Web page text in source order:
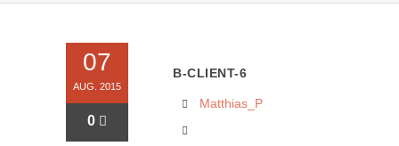
07
AUG. 2015
0
B-CLIENT-6
Matthias_P